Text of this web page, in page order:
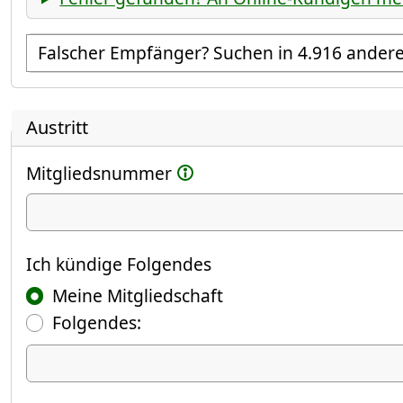
Empfänger suchen
Austritt
Mitgliedsnummer
Ich kündige
Ich kündige Folgendes
Meine Mitgliedschaft
Folgendes:
Ich kündige Folgendes